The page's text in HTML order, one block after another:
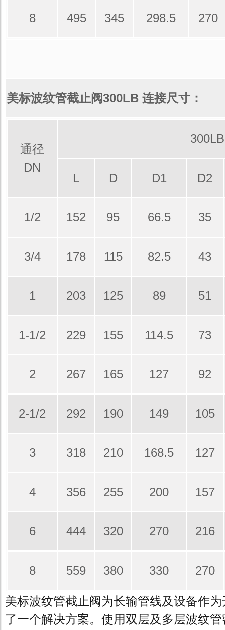
8 495 345 298.5 270
美标波纹管截止阀300LB 连接尺寸：
通径
DN
300LB
L D D1 D2
1/2 152 95 66.5 35
3/4 178 115 82.5 43
1 203 125 89 51
1-1/2 229 155 114.5 73
2 267 165 127 92
2-1/2 292 190 149 105
3 318 210 168.5 127
4 356 255 200 157
6 444 320 270 216
8 559 380 330 270
美标波纹管截止阀为长输管线及设备作
了一个解决方案。使用双层及多层波纹